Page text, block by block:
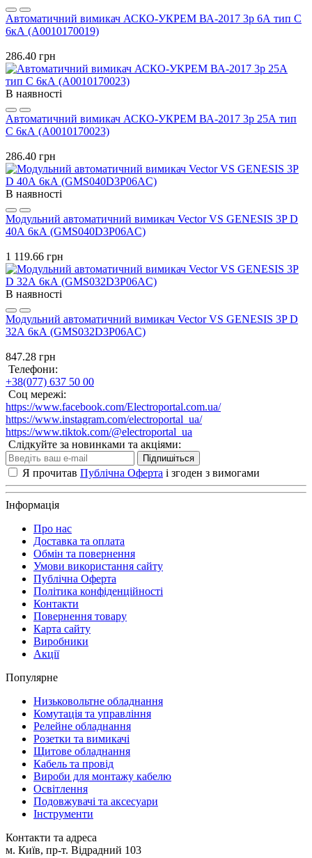
Автоматичний вимикач АСКО-УКРЕМ ВА-2017 3p 6А тип C
6кА (A0010170019)
286.40 грн
В наявності
Автоматичний вимикач АСКО-УКРЕМ ВА-2017 3p 25А тип
C 6кА (A0010170023)
286.40 грн
В наявності
Модульний автоматичний вимикач Vector VS GENESIS 3P D
40А 6кА (GMS040D3P06AC)
1 119.66 грн
В наявності
Модульний автоматичний вимикач Vector VS GENESIS 3P D
32А 6кА (GMS032D3P06AC)
847.28 грн
Телефони:
+38(077) 637 50 00
Соц мережі:
https://www.facebook.com/Electroportal.com.ua/
https://www.instagram.com/electroportal_ua/
https://www.tiktok.com/@electroportal_ua
Слідкуйте за новинками та акціями:
Підпишіться
Я прочитав Публічна Оферта і згоден з вимогами
Інформація
Про нас
Доставка та оплата
Обмін та повернення
Умови використання сайту
Публічна Оферта
Політика конфіденційності
Контакти
Повернення товару
Карта сайту
Виробники
Акції
Популярне
Низьковольтне обладнання
Комутація та управління
Релейне обладнання
Розетки та вимикачі
Щитове обладнання
Кабель та провід
Вироби для монтажу кабелю
Освітлення
Подовжувачі та аксесуари
Інструменти
Контакти та адреса
м. Київ, пр-т. Відрадний 103